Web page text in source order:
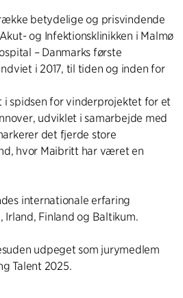
betydelige og prisvindende
og Infektionsklinikken i Malmø
– Danmarks første
i 2017, til tiden og inden for
i spidsen for vinderprojektet for et
udviklet i samarbejde med
det fjerde store
hvor Maibritt har været en
internationale erfaring
Irland, Finland og Baltikum.
udpeget som jurymedlem
Talent 2025.